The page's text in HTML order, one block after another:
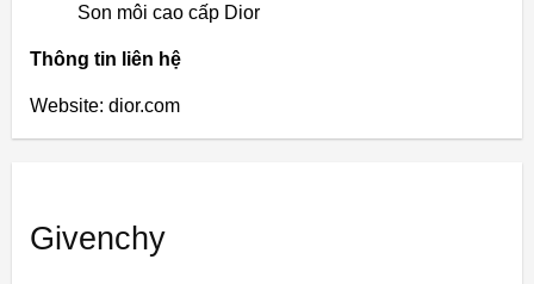
Son môi cao cấp Dior
Thông tin liên hệ
Website: dior.com
Givenchy